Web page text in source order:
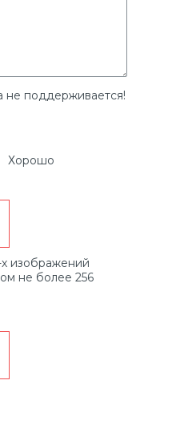
не поддерживается!
Хорошо
изображений
не более 256